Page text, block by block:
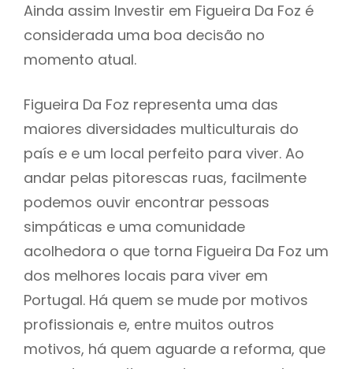
Ainda assim Investir em Figueira Da Foz é
considerada uma boa decisão no
momento atual.
Figueira Da Foz representa uma das
maiores diversidades multiculturais do
país e e um local perfeito para viver. Ao
andar pelas pitorescas ruas, facilmente
podemos ouvir encontrar pessoas
simpáticas e uma comunidade
acolhedora o que torna Figueira Da Foz um
dos melhores locais para viver em
Portugal. Há quem se mude por motivos
profissionais e, entre muitos outros
motivos, há quem aguarde a reforma, que